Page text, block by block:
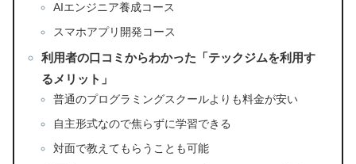
AIエンジニア養成コース
スマホアプリ開発コース
利用者の口コミからわかった「テックジムを利用す
るメリット」
普通のプログラミングスクールよりも料金が安い
自主形式なので焦らずに学習できる
対面で教えてもらうことも可能